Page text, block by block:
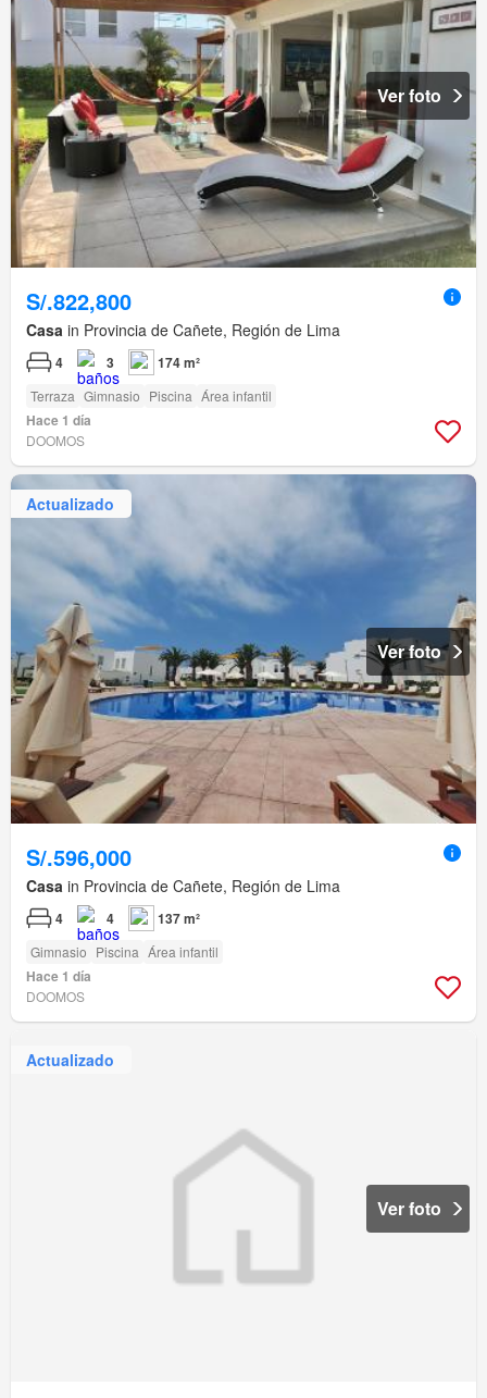
Ver foto
S/.822,800
Casa in Provincia de Cañete, Región de Lima
4 3 174 m²
Terraza Gimnasio Piscina Área infantil
Hace 1 día
DOOMOS
Actualizado
Ver foto
S/.596,000
Casa in Provincia de Cañete, Región de Lima
4 4 137 m²
Gimnasio Piscina Área infantil
Hace 1 día
DOOMOS
Actualizado
Ver foto